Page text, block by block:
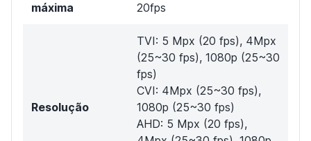
máxima
20fps
Resolução
TVI: 5 Mpx (20 fps), 4Mpx
(25~30 fps), 1080p (25~30
fps)
CVI: 4Mpx (25~30 fps),
1080p (25~30 fps)
AHD: 5 Mpx (20 fps),